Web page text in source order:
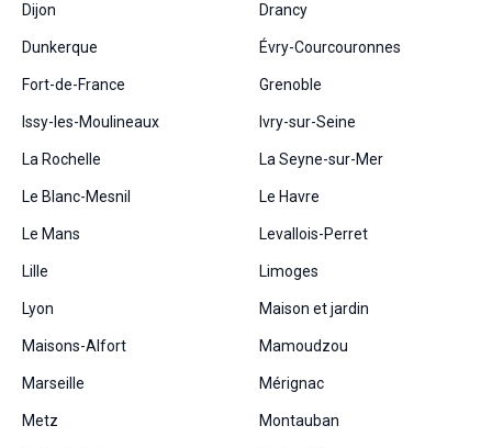
Dijon Drancy
Dunkerque Évry-Courcouronnes
Fort-de-France Grenoble
Issy-les-Moulineaux Ivry-sur-Seine
La Rochelle La Seyne-sur-Mer
Le Blanc-Mesnil Le Havre
Le Mans Levallois-Perret
Lille Limoges
Lyon Maison et jardin
Maisons-Alfort Mamoudzou
Marseille Mérignac
Metz Montauban